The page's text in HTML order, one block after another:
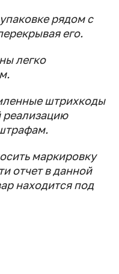
рядом с
его.
легко
штрихкоды
маркировку
отчет в данной
находится под